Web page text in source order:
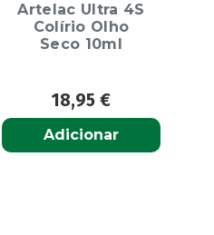
Artelac Ultra 4S
Colírio Olho
Seco 10ml
18,95 €
Adicionar